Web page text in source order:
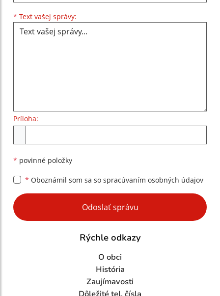
* Text vašej správy:
Príloha:
* povinné položky
* Oboznámil som sa so spracúvaním osobných údajov
Google reCaptcha Response
Odoslať správu
Rýchle odkazy
O obci
História
Zaujímavosti